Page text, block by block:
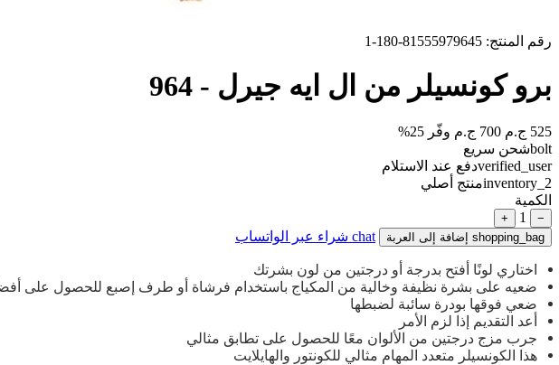
رقم المنتج: 81555979645-180-1
برو كونسيلر من ال ايه جيرل - 964
525 ج.م 700 ج.م
وفّر 25%
boltشحن سريع
verified_userدفع عند الاستلام
inventory_2منتج أصلي
الكمية
−
1
+
shopping_bag إضافة إلى العربة chat شراء عبر الواتساب
اختاري لونًا أفتح بدرجة أو درجتين من لون بشرتك
ضعيه على بشرة نظيفة وخالية من المكياج باستخدام فرشاة أو طرف إصبع للحصول على أفضل
ضعي فوقها بودرة سائبة لضبطها
أعد التقديم إذا لزم الأمر
جرب مزج درجتين من الألوان معًا للحصول على تطابق مثالي
هذا الكونسيلر متعدد المهام مثالي للكونتور والهايلايت